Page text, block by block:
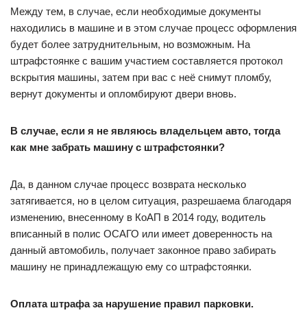
Между тем, в случае, если необходимые документы
находились в машине и в этом случае процесс оформления
будет более затруднительным, но возможным. На
штрафстоянке с вашим участием составляется протокол
вскрытия машины, затем при вас с неё снимут пломбу,
вернут документы и опломбируют двери вновь.
В случае, если я не являюсь владельцем авто, тогда
как мне забрать машину с штрафстоянки?
Да, в данном случае процесс возврата несколько
затягивается, но в целом ситуация, разрешаема благодаря
изменению, внесенному в КоАП в 2014 году, водитель
вписанный в полис ОСАГО или имеет доверенность на
данный автомобиль, получает законное право забирать
машину не принадлежащую ему со штрафстоянки.
Оплата штрафа за нарушение правил парковки.